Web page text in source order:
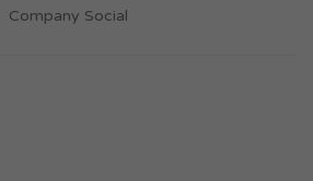
Company Social